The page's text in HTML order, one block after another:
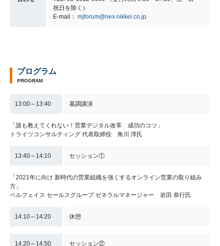
祝日を除く）
E-mail： mjforum@nex.nikkei.co.jp
プログラム
PROGRAM
13:00～13:40 基調講演
「誰も教えてくれない！営業デジタル改革 成功のコツ」
トライツコンサルティング 代表取締役 角川 淳氏
13:40～14:10 セッション①
「2021年に向け 新時代の営業組織を強くするオンライン営業の取り組み
方」
ベルフェイス セールスグループ ゼネラルマネージャー 岩田 恭行氏
14:10～14:20 休憩
14:20～14:50 セッション②